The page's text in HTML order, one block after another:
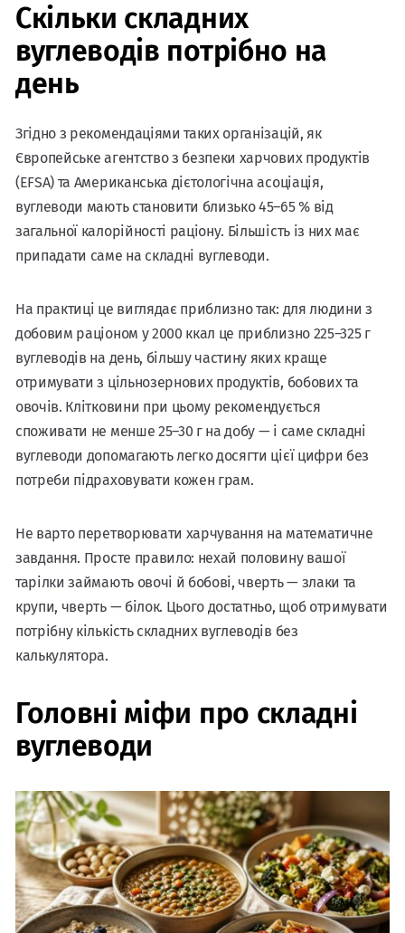
Скільки складних
вуглеводів потрібно на
день
Згідно з рекомендаціями таких організацій, як
Європейське агентство з безпеки харчових продуктів
(EFSA) та Американська дієтологічна асоціація,
вуглеводи мають становити близько 45–65 % від
загальної калорійності раціону. Більшість із них має
припадати саме на складні вуглеводи.
На практиці це виглядає приблизно так: для людини з
добовим раціоном у 2000 ккал це приблизно 225–325 г
вуглеводів на день, більшу частину яких краще
отримувати з цільнозернових продуктів, бобових та
овочів. Клітковини при цьому рекомендується
споживати не менше 25–30 г на добу — і саме складні
вуглеводи допомагають легко досягти цієї цифри без
потреби підраховувати кожен грам.
Не варто перетворювати харчування на математичне
завдання. Просте правило: нехай половину вашої
тарілки займають овочі й бобові, чверть — злаки та
крупи, чверть — білок. Цього достатньо, щоб отримувати
потрібну кількість складних вуглеводів без
калькулятора.
Головні міфи про складні
вуглеводи